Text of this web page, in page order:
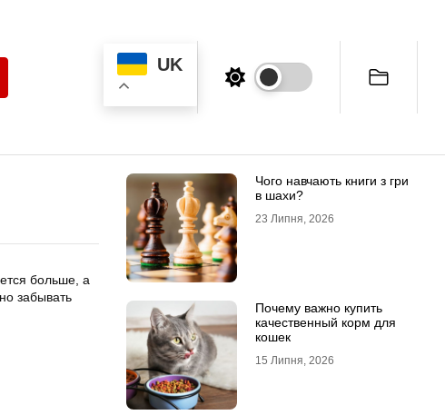
UK
больше, а
забывать
Чого навчають книги з гри
в шахи?
23 Липня, 2026
Почему важно купить
качественный корм для
кошек
15 Липня, 2026